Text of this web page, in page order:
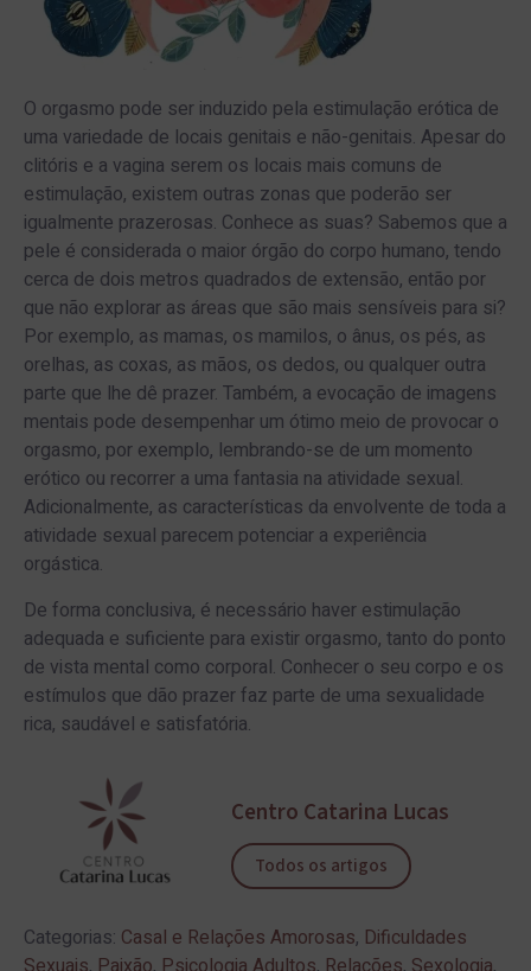
O orgasmo pode ser induzido pela estimulação erótica de
uma variedade de locais genitais e não-genitais. Apesar do
clitóris e a vagina serem os locais mais comuns de
estimulação, existem outras zonas que poderão ser
igualmente prazerosas. Conhece as suas? Sabemos que a
pele é considerada o maior órgão do corpo humano, tendo
cerca de dois metros quadrados de extensão, então por
que não explorar as áreas que são mais sensíveis para si?
Por exemplo, as mamas, os mamilos, o ânus, os pés, as
orelhas, as coxas, as mãos, os dedos, ou qualquer outra
parte que lhe dê prazer. Também, a evocação de imagens
mentais pode desempenhar um ótimo meio de provocar o
orgasmo, por exemplo, lembrando-se de um momento
erótico ou recorrer a uma fantasia na atividade sexual.
Adicionalmente, as características da envolvente de toda a
atividade sexual parecem potenciar a experiência
orgástica.
De forma conclusiva, é necessário haver estimulação
adequada e suficiente para existir orgasmo, tanto do ponto
de vista mental como corporal. Conhecer o seu corpo e os
estímulos que dão prazer faz parte de uma sexualidade
rica, saudável e satisfatória.
Centro Catarina Lucas
Todos os artigos
Categorias: Casal e Relações Amorosas, Dificuldades